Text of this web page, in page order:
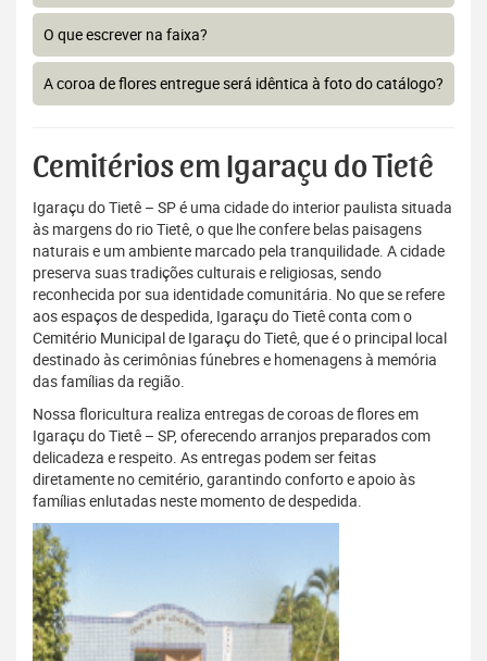
O que escrever na faixa?
A coroa de flores entregue será idêntica à foto do catálogo?
Cemitérios em Igaraçu do Tietê
Igaraçu do Tietê – SP é uma cidade do interior paulista situada
às margens do rio Tietê, o que lhe confere belas paisagens
naturais e um ambiente marcado pela tranquilidade. A cidade
preserva suas tradições culturais e religiosas, sendo
reconhecida por sua identidade comunitária. No que se refere
aos espaços de despedida, Igaraçu do Tietê conta com o
Cemitério Municipal de Igaraçu do Tietê, que é o principal local
destinado às cerimônias fúnebres e homenagens à memória
das famílias da região.
Nossa floricultura realiza entregas de coroas de flores em
Igaraçu do Tietê – SP, oferecendo arranjos preparados com
delicadeza e respeito. As entregas podem ser feitas
diretamente no cemitério, garantindo conforto e apoio às
famílias enlutadas neste momento de despedida.